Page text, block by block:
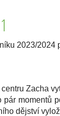
2023/
Zacha
dějství